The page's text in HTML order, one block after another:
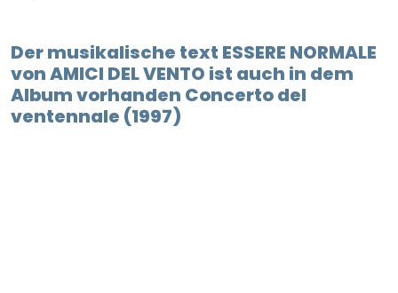
Der musikalische text ESSERE NORMALE
von AMICI DEL VENTO ist auch in dem
Album vorhanden Concerto del
ventennale (1997)